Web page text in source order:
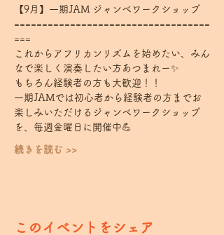
【9月】一期JAM ジャンベワークショップ
===================================
===
これからアフリカンリズムを始めたい、みん
なで楽しく演奏したい方あつまれー✨
もちろん経験者の方も大歓迎！！
一期JAMでは初心者から経験者の方までお
楽しみいただけるジャンベワークショップ
を、毎週金曜日に開催中💪
続きを読む >>
このイベントをシェア